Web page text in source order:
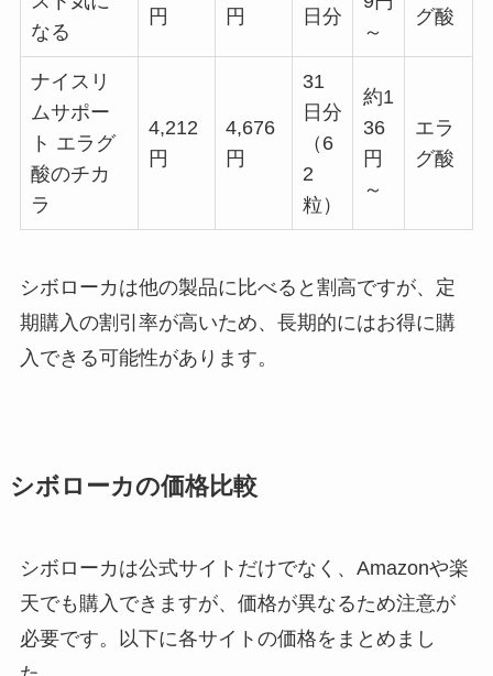
なる
円 円 日分
～
グ酸
ナイスリ
ムサポー
ト エラグ
酸のチカ
ラ
4,212
円
4,676
円
31
日分
（6
2
粒）
約1
36
円
～
エラ
グ酸
シボローカは他の製品に比べると割高ですが、定
期購入の割引率が高いため、長期的にはお得に購
入できる可能性があります。
シボローカの価格比較
シボローカは公式サイトだけでなく、Amazonや楽
天でも購入できますが、価格が異なるため注意が
必要です。以下に各サイトの価格をまとめまし